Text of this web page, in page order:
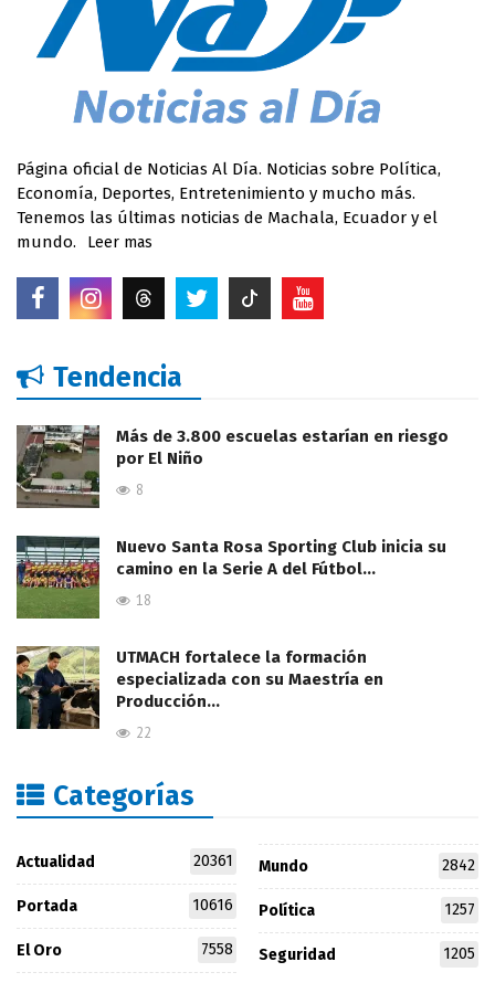
Página oficial de Noticias Al Día. Noticias sobre Política,
Economía, Deportes, Entretenimiento y mucho más.
Tenemos las últimas noticias de Machala, Ecuador y el
mundo.
Leer mas
Tendencia
Más de 3.800 escuelas estarían en riesgo
por El Niño
8
Nuevo Santa Rosa Sporting Club inicia su
camino en la Serie A del Fútbol…
18
UTMACH fortalece la formación
especializada con su Maestría en
Producción…
22
Categorías
Actualidad 20361
Portada 10616
El Oro 7558
Mundo 2842
Política 1257
Seguridad 1205